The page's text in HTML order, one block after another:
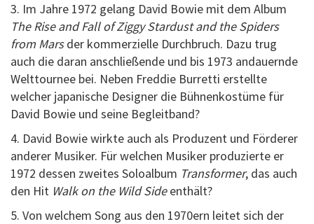
3. Im Jahre 1972 gelang David Bowie mit dem Album
The Rise and Fall of Ziggy Stardust and the Spiders
from Marsder kommerzielle Durchbruch. Dazu trug
auch die daran anschließende und bis 1973 andauernde
Welttournee bei. Neben Freddie Burretti erstellte
welcher japanische Designer die Bühnenkostüme für
David Bowie und seine Begleitband?
4. David Bowie wirkte auch als Produzent und Förderer
anderer Musiker. Für welchen Musiker produzierte er
1972 dessen zweites Soloalbum Transformer, das auch
den Hit Walk on the Wild Sideenthält?
5. Von welchem Song aus den 1970ern leitet sich der